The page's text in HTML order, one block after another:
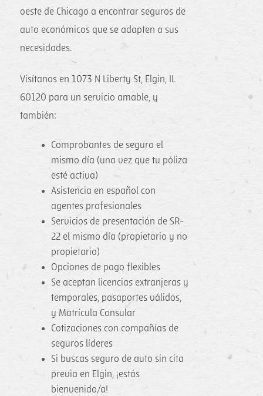
oeste de Chicago a encontrar seguros de
auto económicos que se adapten a sus
necesidades.
Visítanos en 1073 N Liberty St, Elgin, IL
60120 para un servicio amable, y
también:
Comprobantes de seguro el
mismo día (una vez que tu póliza
esté activa)
Asistencia en español con
agentes profesionales
Servicios de presentación de SR-
22 el mismo día (propietario y no
propietario)
Opciones de pago flexibles
Se aceptan licencias extranjeras y
temporales, pasaportes válidos,
y Matrícula Consular
Cotizaciones con compañías de
seguros líderes
Si buscas seguro de auto sin cita
previa en Elgin, ¡estás
bienvenido/a!